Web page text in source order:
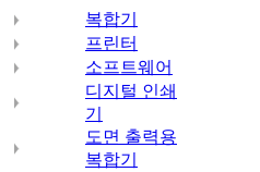
복합기
프린터
소프트웨어
디지털 인쇄
기
도면 출력용
복합기